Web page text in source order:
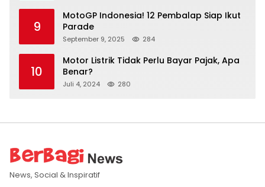
9
MotoGP Indonesia! 12 Pembalap Siap Ikut
Parade
September 9, 2025 284
10
Motor Listrik Tidak Perlu Bayar Pajak, Apa
Benar?
Juli 4, 2024 280
News, Social & Inspiratif